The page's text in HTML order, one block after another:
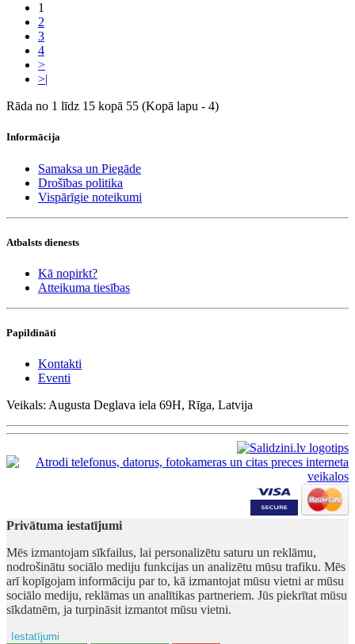
1
2
3
4
>
>|
Rāda no 1 līdz 15 kopā 55 (Kopā lapu - 4)
Informācija
Samaksa un Piegāde
Drošības politika
Vispārīgie noteikumi
Atbalsts dienests
Kā nopirkt?
Atteikuma tiesības
Papildināti
Kontakti
Eventi
Veikals: Augusta Deglava iela 69H, Rīga, Latvija
Privātuma iestatījumi
Mēs izmantojam sīkfailus, lai personalizētu saturu un reklāmu,
nodrošinātu sociālo mediju funkcijas un analizētu mūsu trafiku. Mēs
arī kopīgojam informāciju par to, kā izmantojat mūsu vietni ar mūsu
sociālo mediju, reklāmas un analītikas partneriem. Jūs piekrītat mūsu
sīkdatnēm, ja turpināsit izmantot mūsu vietni.
Iestatījumi